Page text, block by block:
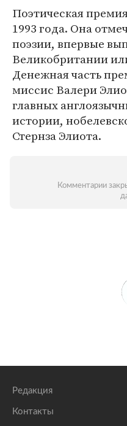
Поэтическая
1993 года. Она
поэзии, впервые
Великобритании
Денежная часть
миссис Валери
главных
истории,
Стернза Элиота.
Комментарии
Редакция
Контакты